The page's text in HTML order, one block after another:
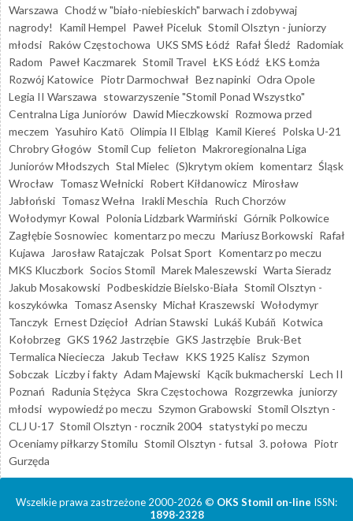
Warszawa Chodź w "biało-niebieskich" barwach i zdobywaj
nagrody!
Kamil Hempel Paweł Piceluk Stomil Olsztyn - juniorzy
młodsi Raków Częstochowa UKS SMS Łódź Rafał Śledź Radomiak
Radom Paweł Kaczmarek Stomil Travel ŁKS Łódź ŁKS Łomża
Rozwój Katowice Piotr Darmochwał Bez napinki Odra Opole
Legia II Warszawa stowarzyszenie "Stomil Ponad Wszystko"
Centralna Liga Juniorów Dawid Mieczkowski Rozmowa przed
meczem Yasuhiro Katō Olimpia II Elbląg Kamil Kiereś Polska U-21
Chrobry Głogów Stomil Cup felieton Makroregionalna Liga
Juniorów Młodszych Stal Mielec (S)krytym okiem komentarz Śląsk
Wrocław Tomasz Wełnicki Robert Kiłdanowicz Mirosław
Jabłoński Tomasz Wełna Irakli Meschia Ruch Chorzów
Wołodymyr Kowal Polonia Lidzbark Warmiński Górnik Polkowice
Zagłębie Sosnowiec komentarz po meczu Mariusz Borkowski Rafał
Kujawa
Jarosław Ratajczak Polsat Sport Komentarz po meczu
MKS Kluczbork Socios Stomil Marek Maleszewski Warta Sieradz
Jakub Mosakowski Podbeskidzie Bielsko-Biała Stomil Olsztyn -
koszykówka Tomasz Asensky Michał Kraszewski Wołodymyr
Tanczyk Ernest Dzięcioł Adrian Stawski Lukáš Kubáň Kotwica
Kołobrzeg GKS 1962 Jastrzębie GKS Jastrzębie Bruk-Bet
Termalica Nieciecza
Jakub Tecław KKS 1925 Kalisz Szymon
Sobczak Liczby i fakty Adam Majewski Kącik bukmacherski Lech II
Poznań Radunia Stężyca Skra Częstochowa Rozgrzewka juniorzy
młodsi wypowiedź po meczu Szymon Grabowski Stomil Olsztyn -
CLJ U-17 Stomil Olsztyn - rocznik 2004 statystyki po meczu
Oceniamy piłkarzy Stomilu Stomil Olsztyn - futsal 3. połowa Piotr
Gurzęda
Wszelkie prawa zastrzeżone 2000-2026 © OKS Stomil on-line ISSN:
1898-2328